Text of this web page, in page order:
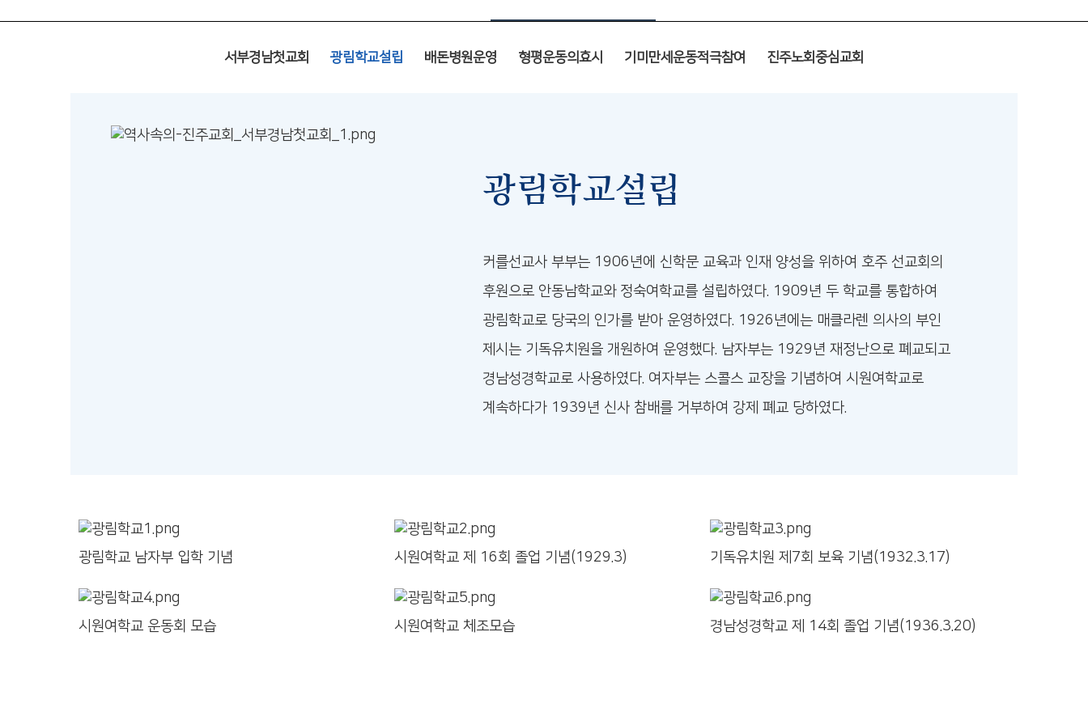
서부경남첫교회 광림학교설립 배돈병원운영 형평운동의효시 기미만세운동적극참여 진주노회중심교회
광림학교설립
커를선교사 부부는 1906년에 신학문 교육과 인재 양성을 위하여 호주 선교회의
후원으로 안동남학교와 정숙여학교를 설립하였다. 1909년 두 학교를 통합하여
광림학교로 당국의 인가를 받아 운영하였다. 1926년에는 매클라렌 의사의 부인
제시는 기독유치원을 개원하여 운영했다. 남자부는 1929년 재정난으로 폐교되고
경남성경학교로 사용하였다. 여자부는 스콜스 교장을 기념하여 시원여학교로
계속하다가 1939년 신사 참배를 거부하여 강제 폐교 당하였다.
광림학교 남자부 입학 기념 시원여학교 제 16회 졸업 기념(1929.3) 기독유치원 제7회 보육 기념(1932.3.17)
시원여학교 운동회 모습 시원여학교 체조모습 경남성경학교 제 14회 졸업 기념(1936.3.20)